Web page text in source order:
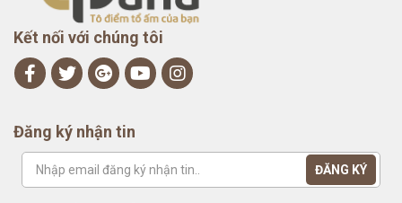
Kết nối với chúng tôi
Đăng ký nhận tin